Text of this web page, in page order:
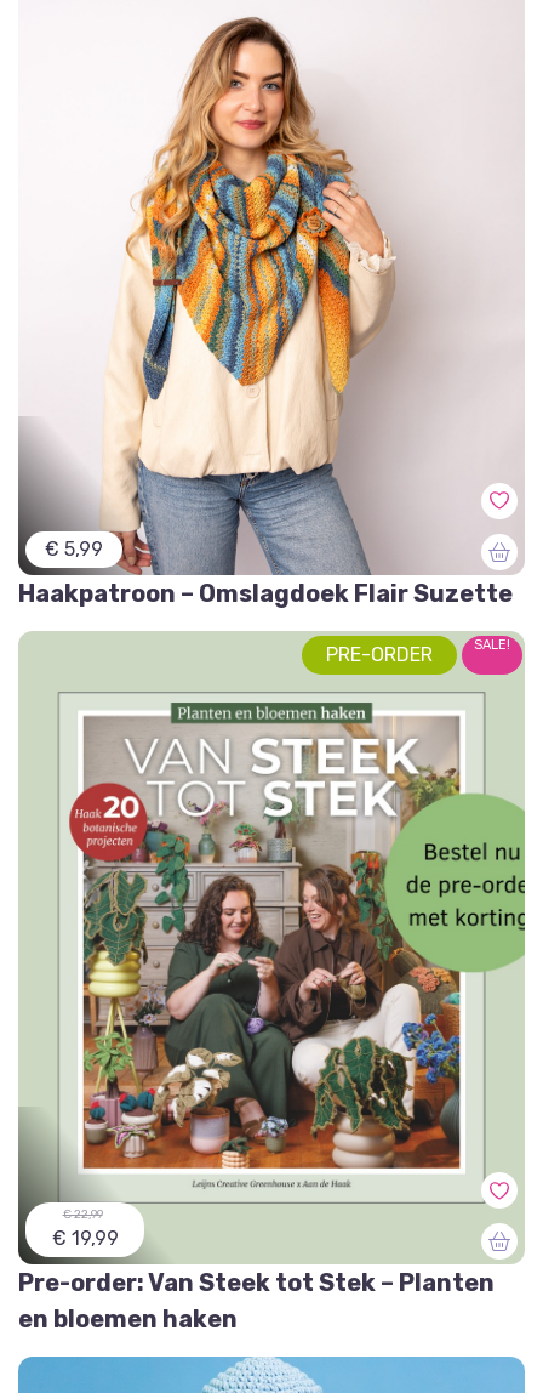
€ 5,99
Haakpatroon – Omslagdoek Flair Suzette
PRE-ORDER SALE!
€ 22,99
€ 19,99
Pre-order: Van Steek tot Stek – Planten
en bloemen haken